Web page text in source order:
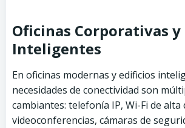
Oficinas Corporativas y
Inteligentes
En oficinas modernas y edificios
necesidades de conectividad son
cambiantes: telefonía IP, Wi-Fi de alta
videoconferencias, cámaras de